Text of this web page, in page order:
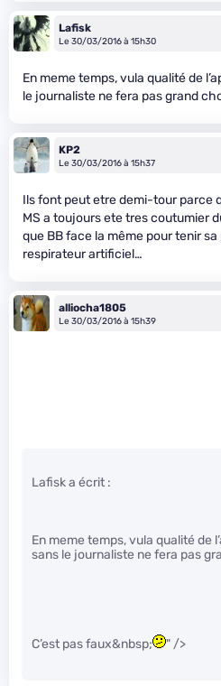
Lafisk
Le 30/03/2016 à 15h30
En meme temps, vula qualité de
le journaliste ne fera pas grand
KP2
Le 30/03/2016 à 15h37
Ils font peut etre demi-tour parce
MS a toujours ete tres coutumier
que BB face la même pour tenir
respirateur artificiel…
alliocha1805
Le 30/03/2016 à 15h39
Lafisk a écrit :
En meme temps, vula qualité de
sans le journaliste ne fera pas
C’est pas faux&nbsp; " />